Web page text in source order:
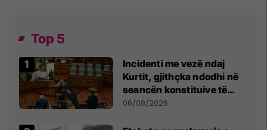
Top 5
Incidenti me vezë ndaj
Kurtit, gjithçka ndodhi në
seancën konstituive të
Kuvendit
06/08/2026